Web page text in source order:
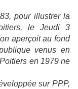
pour illustrer la
le Jeudi 3
aperçoit au fond
venus en
en 1979 ne
sur PPP,